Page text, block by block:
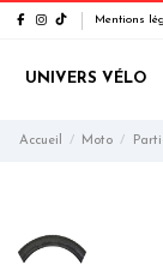
Mentions
UNIVERS VÉLO
Accueil Moto